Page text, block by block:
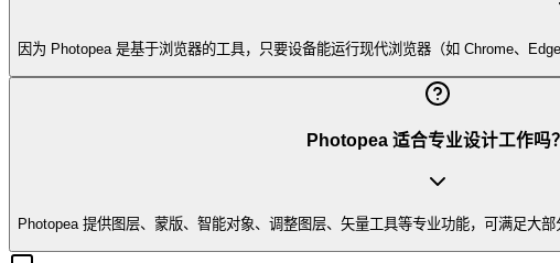
因为 Photopea 是基于浏览器的工具，只要设备能运行现代浏览器（如 Chrome、
Photopea 适合专业设计工作吗？
Photopea 提供图层、蒙版、智能对象、调整图层、矢量工具等专业功能，可满足大